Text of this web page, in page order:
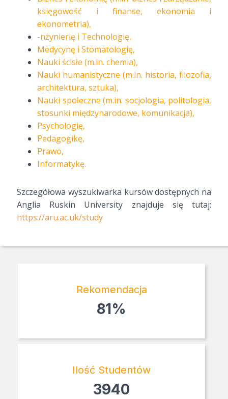
księgowość i finanse, ekonomia i
ekonometria),
-nżynierię i Technologię,
Medycynę i Stomatologię,
Nauki ścisłe (m.in. chemia),
Nauki humanistyczne (m.in. historia, filozofia,
architektura, sztuka),
Nauki społeczne (m.in. socjologia, politologia,
stosunki międzynarodowe, komunikacja),
Psychologię,
Pedagogikę,
Prawo,
Informatykę.
Szczegółowa wyszukiwarka kursów dostępnych na
Anglia Ruskin University znajduje się tutaj:
https://aru.ac.uk/study
Rekomendacja
81%
Ilość Studentów
3940